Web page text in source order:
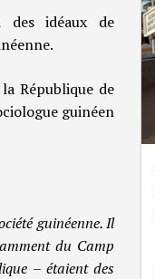
des idéaux de
République de
guinéen
guinéenne. Il
du Camp
– étaient des